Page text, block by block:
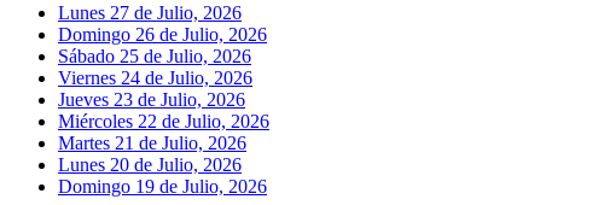
Lunes 27 de Julio, 2026
Domingo 26 de Julio, 2026
Sábado 25 de Julio, 2026
Viernes 24 de Julio, 2026
Jueves 23 de Julio, 2026
Miércoles 22 de Julio, 2026
Martes 21 de Julio, 2026
Lunes 20 de Julio, 2026
Domingo 19 de Julio, 2026